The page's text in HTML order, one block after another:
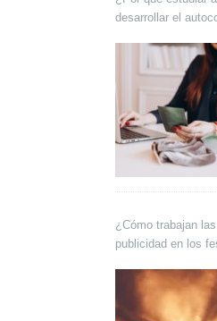
desarrollar el
¿Cómo trabajan
publicidad en los